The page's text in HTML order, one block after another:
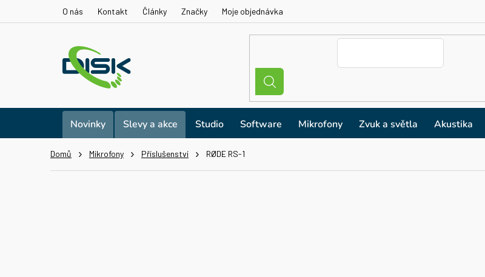
O nás Kontakt Články Značky Moje objednávka
Novinky Slevy a akce Studio Software Mikrofony Zvuk a světla Akustika
Domů Mikrofony Příslušenství RØDE RS-1